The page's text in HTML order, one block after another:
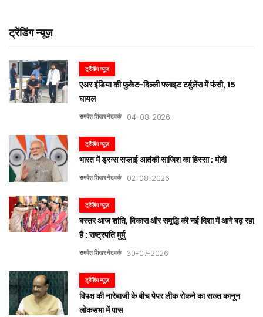
ट्रेंडिंग न्यूज़
ट्रेंडिंग न्यूज़
एअर इंडिया की फुकेट-दिल्ली फ्लाइट टर्बुलेंस में फंसी, 15
घायल
समवेत शिखर नेटवर्क 04-08-2026
ट्रेंडिंग न्यूज़
भारत में ड्रग्स सप्लाई आतंकी साजिश का हिस्सा : मोदी
समवेत शिखर नेटवर्क 02-08-2026
ट्रेंडिंग न्यूज़
बस्तर आज शांति, विकास और समृद्धि की नई दिशा में आगे बढ़ रहा
है : राष्ट्रपति मुर्मु
समवेत शिखर नेटवर्क 30-07-2026
ट्रेंडिंग न्यूज़
विपक्ष की नारेबाजी के बीच पेपर लीक रोकने का सख्त कानून
लोकसभा में पास